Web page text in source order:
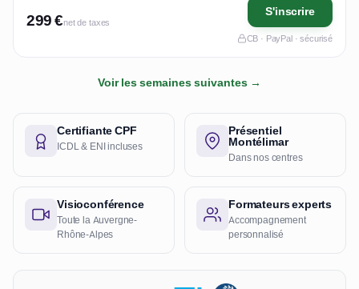
299 €net de taxes
S'inscrire
CB · PayPal · sécurisé
Voir les semaines suivantes →
Certifiante CPF
ICDL & ENI incluses
Présentiel
Montélimar
Dans nos centres
Visioconférence
Toute la Auvergne-
Rhône-Alpes
Formateurs experts
Accompagnement
personnalisé